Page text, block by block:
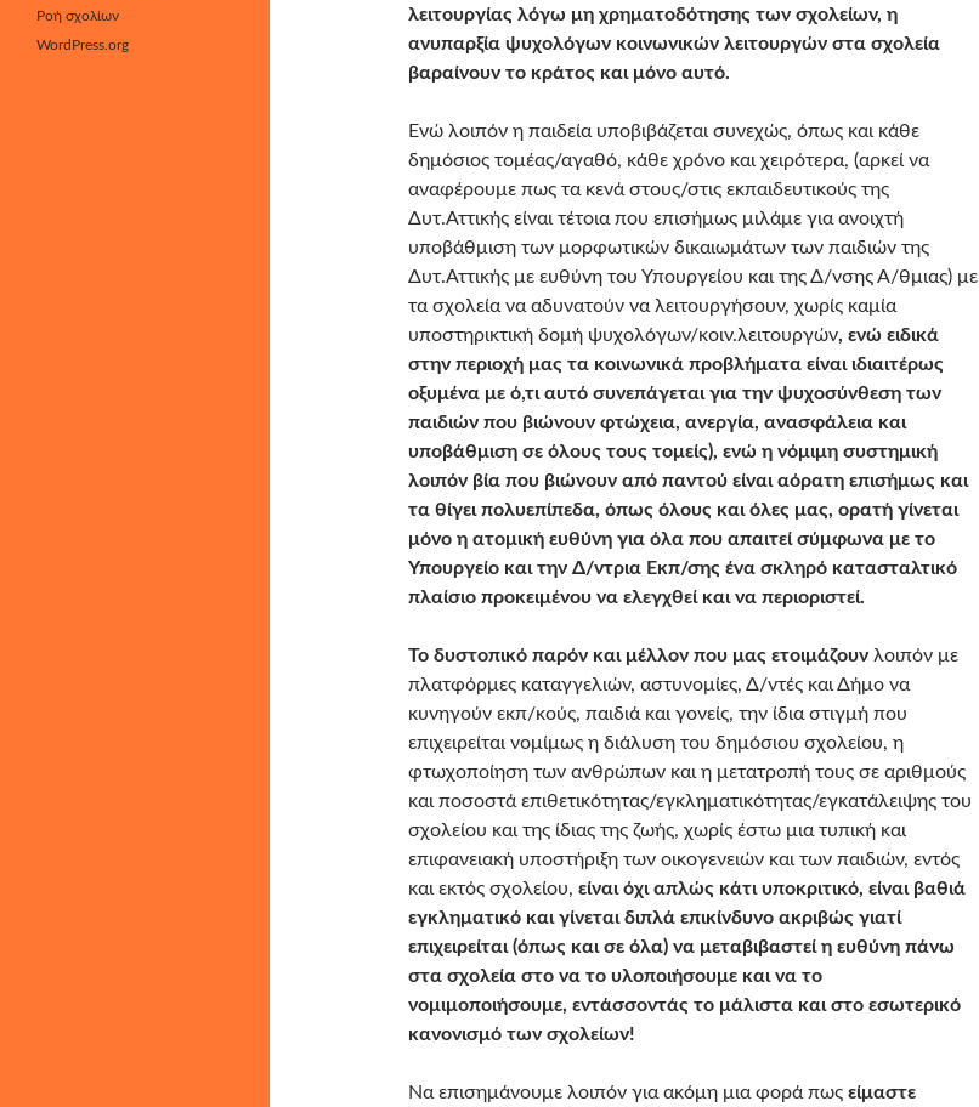
λειτουργίας λόγω μη χρηματοδότησης των σχολείων, η
ανυπαρξία ψυχολόγων κοινωνικών λειτουργών στα σχολεία
βαραίνουν το κράτος και μόνο αυτό.
Ενώ λοιπόν η παιδεία υποβιβάζεται συνεχώς, όπως και κάθε
δημόσιος τομέας/αγαθό, κάθε χρόνο και χειρότερα, (αρκεί να
αναφέρουμε πως τα κενά στους/στις εκπαιδευτικούς της
Δυτ.Αττικής είναι τέτοια που επισήμως μιλάμε για ανοιχτή
υποβάθμιση των μορφωτικών δικαιωμάτων των παιδιών της
Δυτ.Αττικής με ευθύνη του Υπουργείου και της Δ/νσης Α/θμιας) με
τα σχολεία να αδυνατούν να λειτουργήσουν, χωρίς καμία
υποστηρικτική δομή ψυχολόγων/κοιν.λειτουργών, ενώ ειδικά
στην περιοχή μας τα κοινωνικά προβλήματα είναι ιδιαιτέρως
οξυμένα με ό,τι αυτό συνεπάγεται για την ψυχοσύνθεση των
παιδιών που βιώνουν φτώχεια, ανεργία, ανασφάλεια και
υποβάθμιση σε όλους τους τομείς), ενώ η νόμιμη συστημική
λοιπόν βία που βιώνουν από παντού είναι αόρατη επισήμως και
τα θίγει πολυεπίπεδα, όπως όλους και όλες μας, ορατή γίνεται
μόνο η ατομική ευθύνη για όλα που απαιτεί σύμφωνα με το
Υπουργείο και την Δ/ντρια Εκπ/σης ένα σκληρό κατασταλτικό
πλαίσιο προκειμένου να ελεγχθεί και να περιοριστεί.
Το δυστοπικό παρόν και μέλλον που μας ετοιμάζουν λοιπόν με
πλατφόρμες καταγγελιών, αστυνομίες, Δ/ντές και Δήμο να
κυνηγούν εκπ/κούς, παιδιά και γονείς, την ίδια στιγμή που
επιχειρείται νομίμως η διάλυση του δημόσιου σχολείου, η
φτωχοποίηση των ανθρώπων και η μετατροπή τους σε αριθμούς
και ποσοστά επιθετικότητας/εγκληματικότητας/εγκατάλειψης του
σχολείου και της ίδιας της ζωής, χωρίς έστω μια τυπική και
επιφανειακή υποστήριξη των οικογενειών και των παιδιών, εντός
και εκτός σχολείου, είναι όχι απλώς κάτι υποκριτικό, είναι βαθιά
εγκληματικό και γίνεται διπλά επικίνδυνο ακριβώς γιατί
επιχειρείται (όπως και σε όλα) να μεταβιβαστεί η ευθύνη πάνω
στα σχολεία στο να το υλοποιήσουμε και να το
νομιμοποιήσουμε, εντάσσοντάς το μάλιστα και στο εσωτερικό
κανονισμό των σχολείων!
Να επισημάνουμε λοιπόν για ακόμη μια φορά πως είμαστε
Ροή σχολίων
WordPress.org